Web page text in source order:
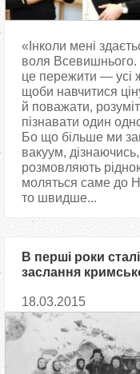
«Інколи мені
воля Всевишнього.
це пережити — усі
щоби навчитися
й поважати,
пізнавати один
Бо що більше ми
вакуум,
розмовляють
моляться саме до
то швидше...
В перші роки
заслання
своєї чисельності
18.03.2015